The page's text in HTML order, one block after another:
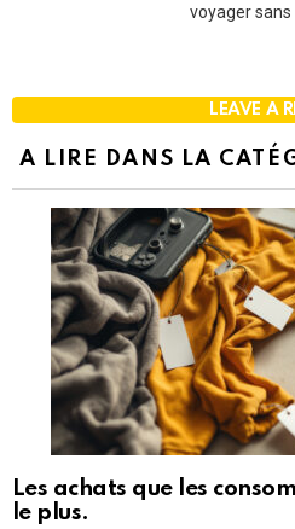
voyager sans
LEAVE A
A LIRE DANS LA
Les achats que les
le plus.